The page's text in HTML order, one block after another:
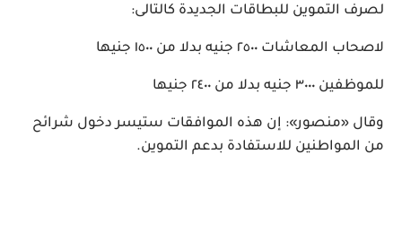
لصرف التموين للبطاقات الجديدة كالتالى:
لاصحاب المعاشات ٢٥٠٠ جنيه بدلا من ١٥٠٠ جنيها
للموظفين ٣٠٠٠ جنيه بدلا من ٢٤٠٠ جنيها
وقال «منصور»: إن هذه الموافقات ستيسر دخول شرائح
من المواطنين للاستفادة بدعم التموين.